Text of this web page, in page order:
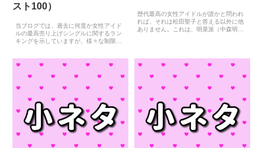
スト100）
当ブログでは、過去に何度か女性アイド
ルの最高売り上げシングルに関するラン
キングを示していますが、様々な制限を
か書いたらええんや！』と思った格闘家
歴代最高の女性アイドルが誰かと問われ
れば、それは松田聖子と答える以外に他
ありません。これは、明菜派（中森明菜
の活躍をしていますが...